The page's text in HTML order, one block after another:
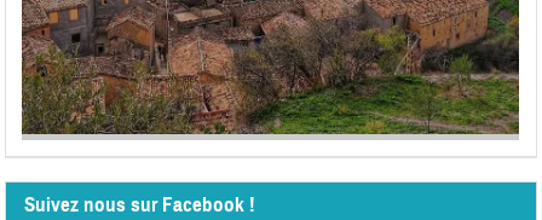
Suivez nous sur Facebook !